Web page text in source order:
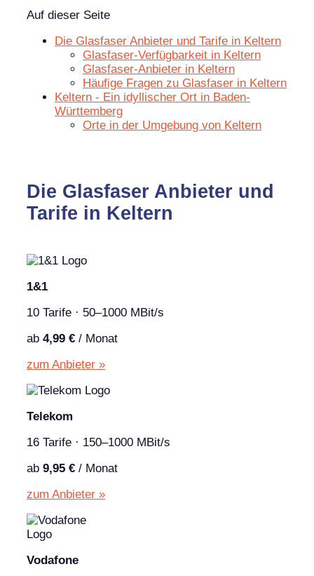
Auf dieser Seite
Die Glasfaser Anbieter und Tarife in Keltern
Glasfaser-Verfügbarkeit in Keltern
Glasfaser-Anbieter in Keltern
Häufige Fragen zu Glasfaser in Keltern
Keltern - Ein idyllischer Ort in Baden-
Württemberg
Orte in der Umgebung von Keltern
Die Glasfaser Anbieter und
Tarife in Keltern
1&1
10 Tarife · 50–1000 MBit/s
ab 4,99 € / Monat
zum Anbieter »
Telekom
16 Tarife · 150–1000 MBit/s
ab 9,95 € / Monat
zum Anbieter »
Vodafone